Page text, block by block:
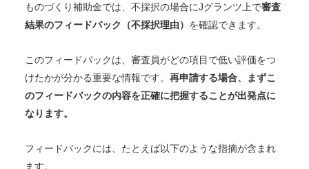
ものづくり補助金では、不採択の場合にJグランツ上で審査
結果のフィードバック（不採択理由） を確認できます。
このフィードバックは、審査員がどの項目で低い評価をつ
けたかが分かる重要な情報です。 再申請する場合、まずこ
のフィードバックの内容を正確に把握することが出発点に
なります。
フィードバックには、たとえば以下のような指摘が含まれ
ます。